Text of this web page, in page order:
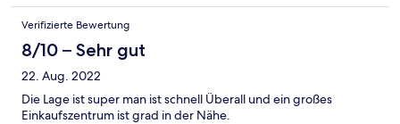
Verifizierte Bewertung
8/10 – Sehr gut
22. Aug. 2022
Die Lage ist super man ist schnell Überall und ein großes
Einkaufszentrum ist grad in der Nähe.